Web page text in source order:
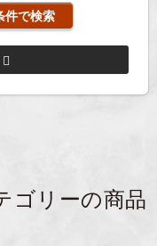
ゴリーの商品